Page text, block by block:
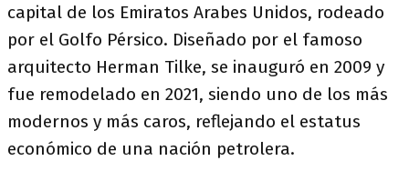
capital de los Emiratos Arabes Unidos, rodeado
por el Golfo Pérsico. Diseñado por el famoso
arquitecto Herman Tilke, se inauguró en 2009 y
fue remodelado en 2021, siendo uno de los más
modernos y más caros, reflejando el estatus
económico de una nación petrolera.